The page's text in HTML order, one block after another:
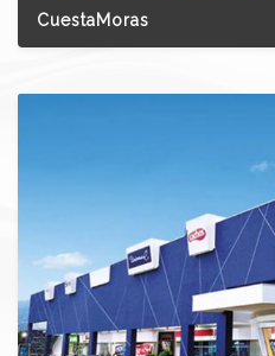
CuestaMoras